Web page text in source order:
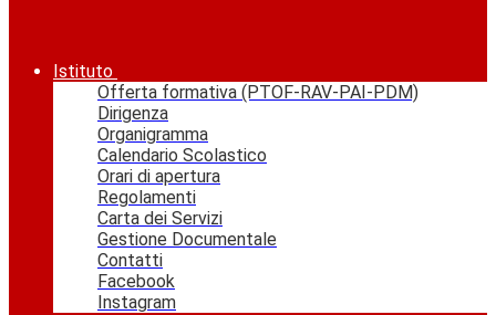
Istituto
Offerta formativa (PTOF-RAV-PAI-PDM)
Dirigenza
Organigramma
Calendario Scolastico
Orari di apertura
Regolamenti
Carta dei Servizi
Gestione Documentale
Contatti
Facebook
Instagram